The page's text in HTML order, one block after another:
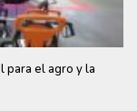
para el agro y la